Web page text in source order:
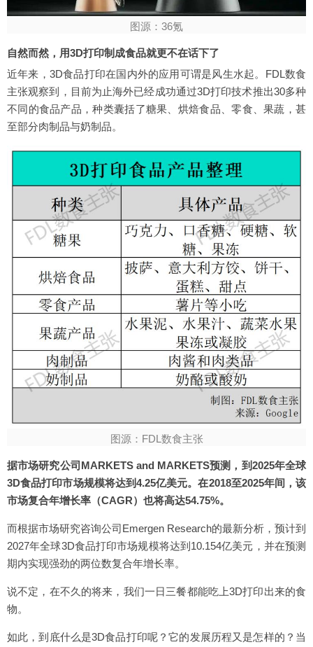
图源：36氪
自然而然，用3D打印制成食品就更不在话下了
近年来，3D食品打印在国内外的应用可谓是风生水起。FDL数食
主张观察到，目前为止海外已经成功通过3D打印技术推出30多种
不同的食品产品，种类囊括了糖果、烘焙食品、零食、果蔬，甚
至部分肉制品与奶制品。
图源：FDL数食主张
据市场研究公司MARKETS and MARKETS预测，到2025年全球
3D食品打印市场规模将达到4.25亿美元。在2018至2025年间，该
市场复合年增长率（CAGR）也将高达54.75%。
而根据市场研究咨询公司Emergen Research的最新分析，预计到
2027年全球3D食品打印市场规模将达到10.154亿美元，并在预测
期内实现强劲的两位数复合年增长率。
说不定，在不久的将来，我们一日三餐都能吃上3D打印出来的食
物。
如此，到底什么是3D食品打印呢？它的发展历程又是怎样的？当